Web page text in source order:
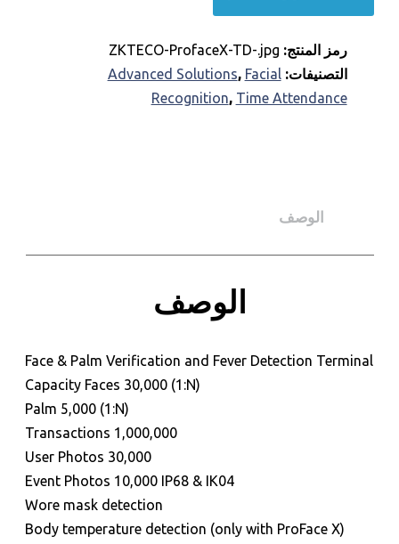
رمز المنتج: ZKTECO-ProfaceX-TD-.jpg
التصنيفات:
Advanced Solutions, Facial
Recognition, Time Attendance
الوصف
الوصف
Face & Palm Verification and Fever Detection Terminal
Capacity Faces 30,000 (1:N)
Palm 5,000 (1:N)
Transactions 1,000,000
User Photos 30,000
Event Photos 10,000 IP68 & IK04
Wore mask detection
Body temperature detection (only with ProFace X)
للحجز و الاستعلام